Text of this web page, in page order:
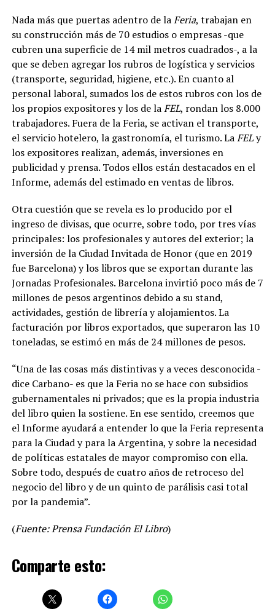
Nada más que puertas adentro de laFeria, trabajan en
su construcción más de 70 estudios o empresas -que
cubren una superficie de 14 mil metros cuadrados-, a la
que se deben agregar los rubros de logística y servicios
(transporte, seguridad, higiene, etc.). En cuanto al
personal laboral, sumados los de estos rubros con los de
los propios expositores y los de laFEL, rondan los 8.000
trabajadores. Fuera de la Feria, se activan el transporte,
el servicio hotelero, la gastronomía, el turismo. LaFELy
los expositores realizan, además, inversiones en
publicidad y prensa. Todos ellos están destacados en el
Informe, además del estimado en ventas de libros.
Otra cuestión que se revela es lo producido por el
ingreso de divisas, que ocurre, sobre todo, por tres vías
principales: los profesionales y autores del exterior; la
inversión de la Ciudad Invitada de Honor (que en 2019
fue Barcelona) y los libros que se exportan durante las
Jornadas Profesionales. Barcelona invirtió poco más de 7
millones de pesos argentinos debido a su stand,
actividades, gestión de librería y alojamientos. La
facturación por libros exportados, que superaron las 10
toneladas, se estimó en más de 24 millones de pesos.
“Una de las cosas más distintivas y a veces desconocida -
dice Carbano- es que la Feria no se hace con subsidios
gubernamentales ni privados; que es la propia industria
del libro quien la sostiene. En ese sentido, creemos que
el Informe ayudará a entender lo que la Feria representa
para la Ciudad y para la Argentina, y sobre la necesidad
de políticas estatales de mayor compromiso con ella.
Sobre todo, después de cuatro años de retroceso del
negocio del libro y de un quinto de parálisis casi total
por la pandemia”.
(Fuente: Prensa Fundación El Libro)
Comparte esto: